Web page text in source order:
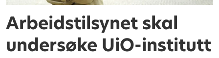
Arbeidstilsynet skal
undersøke UiO-institutt